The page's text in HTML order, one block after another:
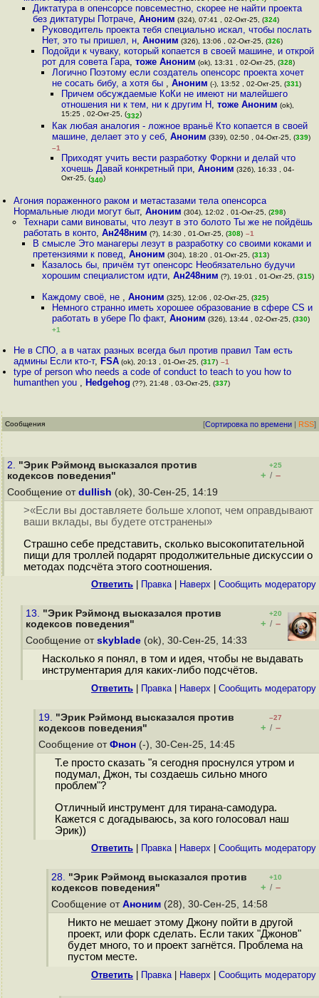
Диктатура в опенсорсе повсеместно, скорее не найти проекта
без диктатуры Потраче, Аноним (324), 07:41 , 02-Окт-25, (324)
Руководитель проекта тебя специально искал, чтобы послать
Нет, это ты пришел, н,Аноним (326), 13:06 , 02-Окт-25, (326)
Подойди к чуваку, который копается в своей машине, и открой
рот для совета Гара,тоже Аноним (ok), 13:31 , 02-Окт-25, (328)
Логично Поэтому если создатель опенсорс проекта хочет
не сосать бибу, а хотя бы , Аноним (-), 13:52 , 02-Окт-25, (331)
Причем обсуждаемые КоКи не имеют ни малейшего
отношения ни к тем, ни к другим Н, тоже Аноним (ok),
15:25 , 02-Окт-25, (332)
Как любая аналогия - ложное враньё Кто копается в своей
машине, делает это у себ, Аноним (339), 02:50 , 04-Окт-25, (339)
–1
Приходят учить вести разработку Форкни и делай что
хочешь Давай конкретный при, Аноним (326), 16:33 , 04-
Окт-25, (340)
Агония пораженного раком и метастазами тела опенсорса
Нормальные люди могут быт,Аноним (304), 12:02 , 01-Окт-25, (298)
Технари сами виноваты, что лезут в это болото Ты же не пойдёшь
работать в конто, Ан248ним (?), 14:30 , 01-Окт-25, (308) –1
В смысле Это манагеры лезут в разработку со своими коками и
претензиями к повед, Аноним (304), 18:20 , 01-Окт-25, (313)
Казалось бы, причём тут опенсорс Необязательно будучи
хорошим специалистом идти,Ан248ним (?), 19:01 , 01-Окт-25, (315)
Каждому своё, не ,Аноним (325), 12:06 , 02-Окт-25, (325)
Немного странно иметь хорошее образование в сфере CS и
работать в убере По факт, Аноним (326), 13:44 , 02-Окт-25, (330)
+1
Не в СПО, а в чатах разных всегда был против правил Там есть
админы Если кто-т, FSA (ok), 20:13 , 01-Окт-25, (317) –1
type of person who needs a code of conduct to teach to you how to
humanthen you , Hedgehog (??), 21:48 , 03-Окт-25, (337)
Сообщения [Сортировка по времени | RSS]
2. "Эрик Рэймонд высказался против
кодексов поведения"
+25
+ / –
Сообщение от dullish (ok), 30-Сен-25, 14:19
>«Если вы доставляете больше хлопот, чем оправдывают
ваши вклады, вы будете отстранены»
Страшно себе представить, сколько высокопитательной
пищи для троллей подарят продолжительные дискуссии о
методах подсчёта этого соотношения.
Ответить Правка| Наверх Cообщить модератору
13. "Эрик Рэймонд высказался против
кодексов поведения"
+20
+ / –
Сообщение от skyblade (ok), 30-Сен-25, 14:33
Насколько я понял, в том и идея, чтобы не выдавать
инструментария для каких-либо подсчётов.
Ответить Правка| Наверх Cообщить модератору
19. "Эрик Рэймонд высказался против
кодексов поведения"
–27
+ / –
Сообщение от Фнон (-), 30-Сен-25, 14:45
Т.е просто сказать "я сегодня проснулся утром и
подумал, Джон, ты создаешь сильно много
проблем"?
Отличный инструмент для тирана-самодура.
Кажется с догадываюсь, за кого голосовал наш
Эрик))
Ответить Правка| Наверх Cообщить модератору
28. "Эрик Рэймонд высказался против
кодексов поведения"
+10
+ / –
Сообщение от Аноним (28), 30-Сен-25, 14:58
Никто не мешает этому Джону пойти в другой
проект, или форк сделать. Если таких "Джонов"
будет много, то и проект загнётся. Проблема на
пустом месте.
Ответить Правка| Наверх Cообщить модератору